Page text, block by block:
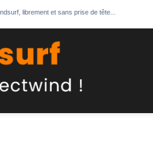
librement et sans prise de tête...